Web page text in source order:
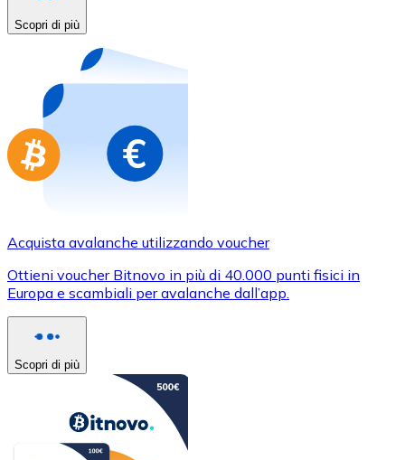
Acquista gift card dei tuoi marchi preferiti con
Vai al negozio di carte regalo
Scopri di più
Acquista avalanche utilizzando voucher
Ottieni voucher Bitnovo in più di 40.000 punti fisici in
Europa e scambiali per avalanche dall’app.
Scopri di più